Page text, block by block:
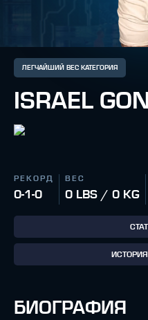
ЛЕГЧАЙШИЙ ВЕС КАТЕГОРИЯ
ISRAEL
РЕКОРД
0-1-0
ВЕС
0 LBS / 0 KG
БИОГРАФИЯ